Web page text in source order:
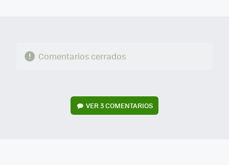
Comentarios cerrados
VER3 COMENTARIOS